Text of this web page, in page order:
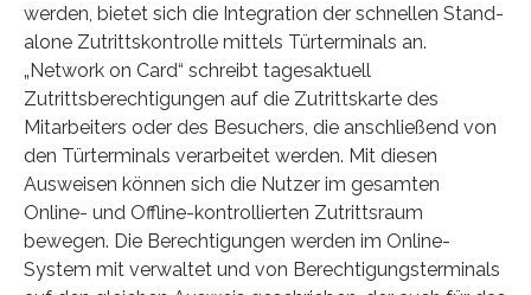
werden, bietet sich die Integration der schnellen Stand-
alone Zutrittskontrolle mittels Türterminals an.
„Network on Card“ schreibt tagesaktuell
Zutrittsberechtigungen auf die Zutrittskarte des
Mitarbeiters oder des Besuchers, die anschließend von
den Türterminals verarbeitet werden. Mit diesen
Ausweisen können sich die Nutzer im gesamten
Online- und Offline-kontrollierten Zutrittsraum
bewegen. Die Berechtigungen werden im Online-
System mit verwaltet und von Berechtigungsterminals